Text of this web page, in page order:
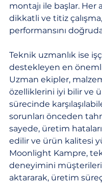
montajı ile başlar. Her
dikkatli ve titiz
performansını
Teknik uzmanlık ise
destekleyen en
Uzman ekipler,
özelliklerini iyi bilir ve
sürecinde
sorunları önceden
sayede, üretim
edilir ve ürün kalitesi
Moonlight Kampre,
deneyimini
aktararak, üretim